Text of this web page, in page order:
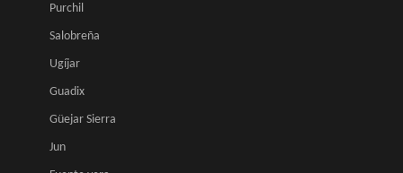
Purchil
Salobreña
Ugíjar
Guadix
Güejar Sierra
Jun